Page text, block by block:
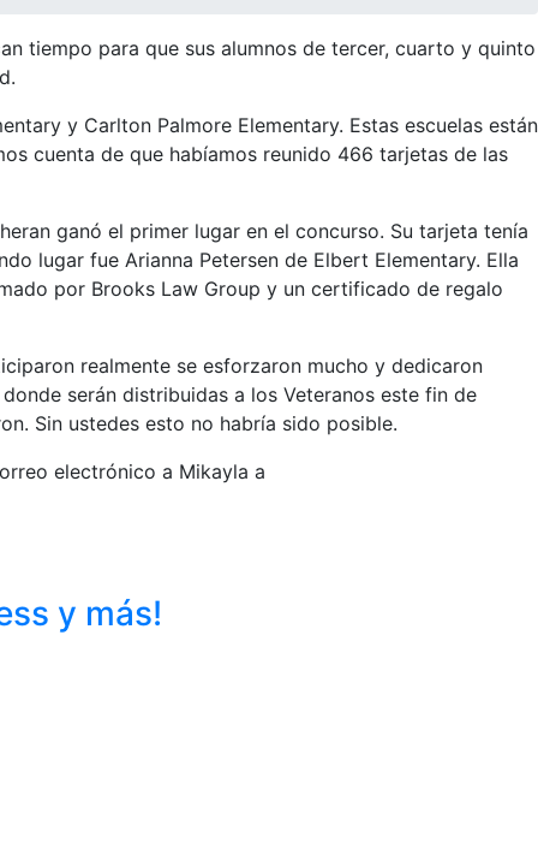
tiempo para que sus alumnos de tercer, cuarto y quinto
y Carlton Palmore Elementary. Estas escuelas están
cuenta de que habíamos reunido 466 tarjetas de las
ganó el primer lugar en el concurso. Su tarjeta tenía
lugar fue Arianna Petersen de Elbert Elementary. Ella
por Brooks Law Group y un certificado de regalo
realmente se esforzaron mucho y dedicaron
serán distribuidas a los Veteranos este fin de
Sin ustedes esto no habría sido posible.
electrónico a Mikayla a
y más!